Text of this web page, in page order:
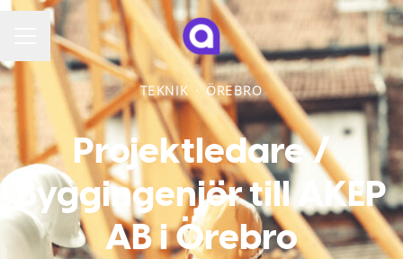
KARRIÄRMENY
TEKNIK · ÖREBRO
Projektledare /
Byggingenjör till AKEP
AB i Örebro